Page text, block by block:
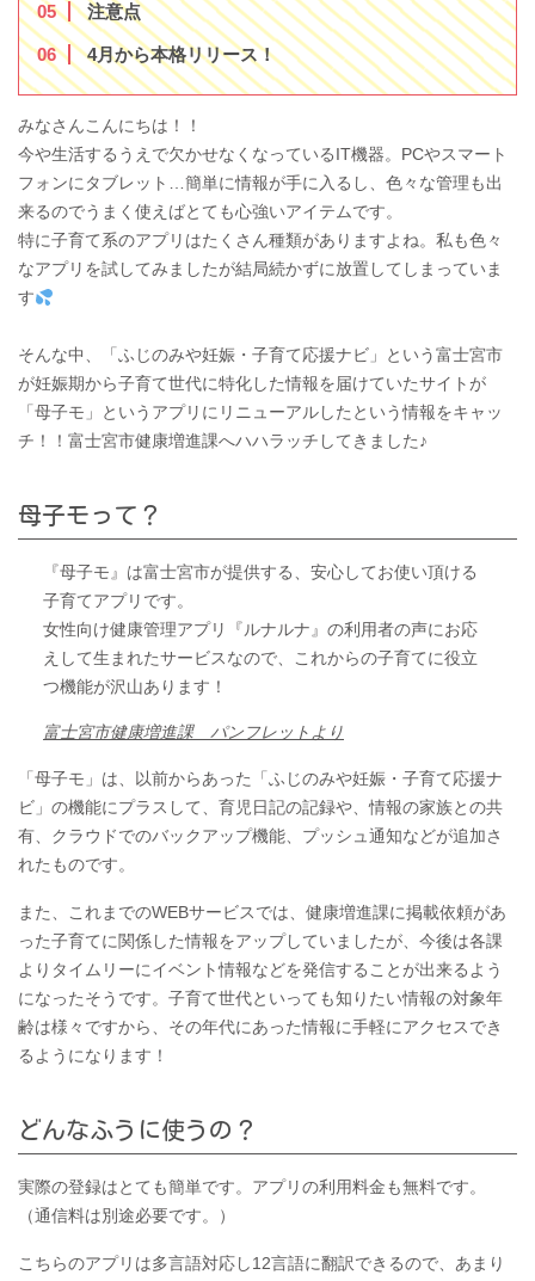
5 注意点
6 4月から本格リリース！
みなさんこんにちは！！
今や生活するうえで欠かせなくなっているIT機器。PCやスマート
フォンにタブレット…簡単に情報が手に入るし、色々な管理も出
来るのでうまく使えばとても心強いアイテムです。
特に子育て系のアプリはたくさん種類がありますよね。私も色々
なアプリを試してみましたが結局続かずに放置してしまっていま
す
そんな中、「ふじのみや妊娠・子育て応援ナビ」という富士宮市
が妊娠期から子育て世代に特化した情報を届けていたサイトが
「母子モ」というアプリにリニューアルしたという情報をキャッ
チ！！富士宮市健康増進課へハハラッチしてきました♪
母子モって？
『母子モ』は富士宮市が提供する、安心してお使い頂ける
子育てアプリです。
女性向け健康管理アプリ『ルナルナ』の利用者の声にお応
えして生まれたサービスなので、これからの子育てに役立
つ機能が沢山あります！
富士宮市健康増進課 パンフレットより
「母子モ」は、以前からあった「ふじのみや妊娠・子育て応援ナ
ビ」の機能にプラスして、育児日記の記録や、情報の家族との共
有、クラウドでのバックアップ機能、プッシュ通知などが追加さ
れたものです。
また、これまでのWEBサービスでは、健康増進課に掲載依頼があ
った子育てに関係した情報をアップしていましたが、今後は各課
よりタイムリーにイベント情報などを発信することが出来るよう
になったそうです。子育て世代といっても知りたい情報の対象年
齢は様々ですから、その年代にあった情報に手軽にアクセスでき
るようになります！
どんなふうに使うの？
実際の登録はとても簡単です。アプリの利用料金も無料です。
（通信料は別途必要です。）
こちらのアプリは多言語対応し12言語に翻訳できるので、あまり